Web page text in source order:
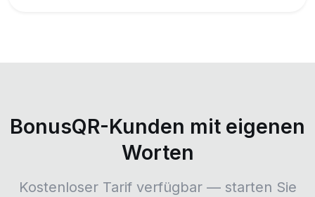
BonusQR-Kunden mit eigenen
Worten
Kostenloser Tarif verfügbar — starten Sie